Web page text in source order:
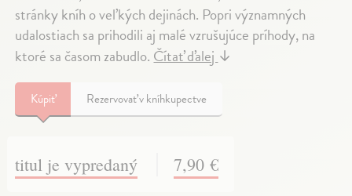
stránky kníh o veľkých dejinách. Popri významných
udalostiach sa prihodili aj malé vzrušujúce príhody, na
ktoré sa časom zabudlo. Čítať ďalej ↓
Kúpiť Rezervovať v kníhkupectve
titul je vypredaný 7,90 €